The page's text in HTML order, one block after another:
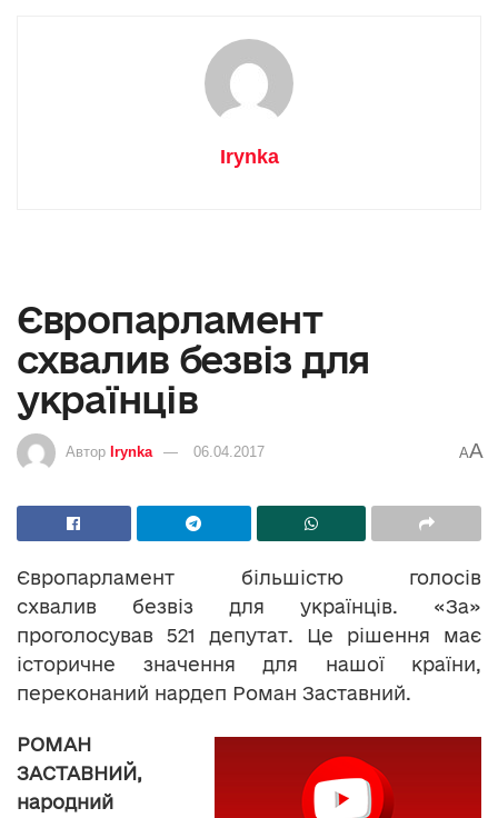
Irynka
Європарламент
схвалив безвіз для
українців
Автор Irynka 06.04.2017 AA
Європарламент більшістю голосів
схвалив безвіз для українців. «За»
проголосував 521 депутат. Це рішення має
історичне значення для нашої країни,
переконаний нардеп Роман Заставний.
РОМАН
ЗАСТАВНИЙ,
народний